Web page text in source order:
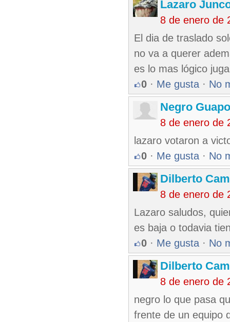
Lazaro
8 de enero de
El dia de traslado
no va a querer
es lo mas lógico
0 · Me gusta · No
Negro Guapo
8 de enero de
lazaro votaron a
0 · Me gusta · No
Dilberto
8 de enero de
Lazaro saludos,
es baja o todavia
0 · Me gusta · No
Dilberto
8 de enero de
negro lo que pasa
frente de un equipo